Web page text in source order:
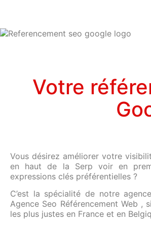
Votre
Vous désirez améliorer votre
en haut de la Serp voir en
expressions clés préférentielles ?
C’est la spécialité de notre
Agence Seo Référencement Web ,
les plus justes en France et en